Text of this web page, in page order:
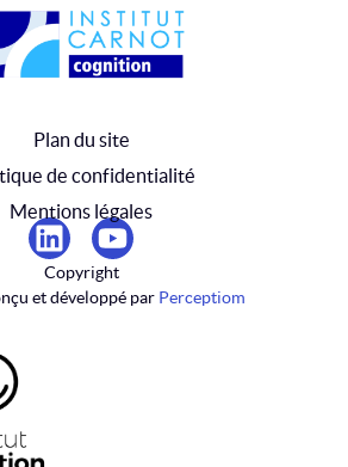
Plan du site
de confidentialité
Mentions légales
Copyright
et développé par Perceptiom